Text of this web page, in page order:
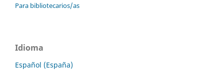
Para bibliotecarios/as
Idioma
Español (España)